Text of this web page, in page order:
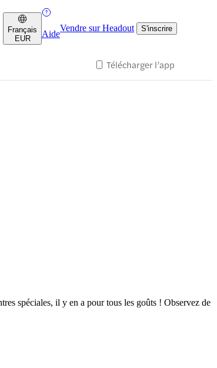
Français
EUR
Aide
Vendre sur Headout S'inscrire
Télécharger l’app
spéciales, il y en a pour tous les goûts ! Observez de